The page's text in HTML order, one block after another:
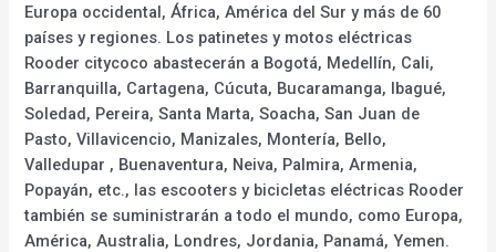
Europa occidental, África, América del Sur y más de 60
países y regiones. Los patinetes y motos eléctricas
Rooder citycoco abastecerán a Bogotá, Medellín, Cali,
Barranquilla, Cartagena, Cúcuta, Bucaramanga, Ibagué,
Soledad, Pereira, Santa Marta, Soacha, San Juan de
Pasto, Villavicencio, Manizales, Montería, Bello,
Valledupar , Buenaventura, Neiva, Palmira, Armenia,
Popayán, etc., las escooters y bicicletas eléctricas Rooder
también se suministrarán a todo el mundo, como Europa,
América, Australia, Londres, Jordania, Panamá, Yemen.